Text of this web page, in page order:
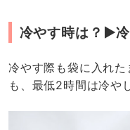
冷やす時は？▶︎
冷やす際も袋に入れ
も、最低2時間は冷や